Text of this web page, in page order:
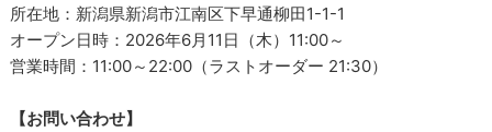
所在地：新潟県新潟市江南区下早通柳田1-1-1
オープン日時：2026年6月11日（木）11:00～
営業時間：11:00～22:00（ラストオーダー 21:30）
【お問い合わせ】